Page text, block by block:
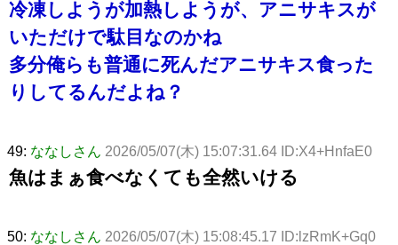
冷凍しようが加熱しようが、アニサキスが
いただけで駄目なのかね
多分俺らも普通に死んだアニサキス食った
りしてるんだよね？
49: ななしさん 2026/05/07(木) 15:07:31.64 ID:X4+HnfaE0
魚はまぁ食べなくても全然いける
50: ななしさん 2026/05/07(木) 15:08:45.17 ID:lzRmK+Gq0